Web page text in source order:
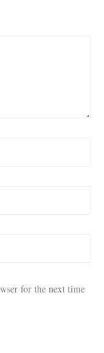
for the next time